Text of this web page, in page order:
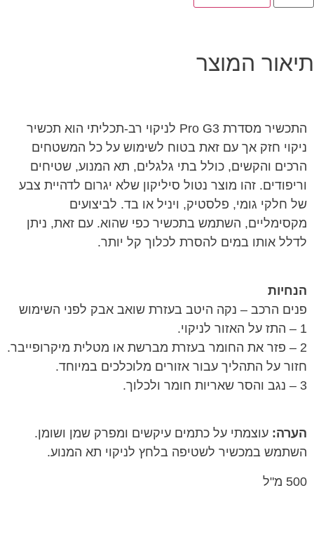
תיאור המוצר
התכשיר מסדרת Pro G3 לניקוי רב-תכליתי הוא תכשיר
ניקוי חזק אך עם זאת בטוח לשימוש על כל המשטחים
הרכים והקשים, כולל בתי גלגלים, תא המנוע, שטיחים
וריפודים. זהו מוצר נטול סיליקון שלא יגרום לדהיית צבע
של חלקי גומי, פלסטיק, ויניל או בד. לביצועים
מקסימליים, השתמש בתכשיר כפי שהוא. עם זאת, ניתן
לדלל אותו במים להסרת לכלוך קל יותר.
הנחיות
פנים הרכב – נקה היטב בעזרת שואב אבק לפני השימוש
1 – התז על האזור לניקוי.
2 – פזר את החומר בעזרת מברשת או מטלית מיקרופייבר.
חזור על התהליך עבור אזורים מלוכלכים במיוחד.
3 – נגב והסר שאריות חומר ולכלוך.
הערה: עוצמתי על כתמים עיקשים ומפרק שמן ושומן.
השתמש במכשיר לשטיפה בלחץ לניקוי תא המנוע.
500 מ"ל